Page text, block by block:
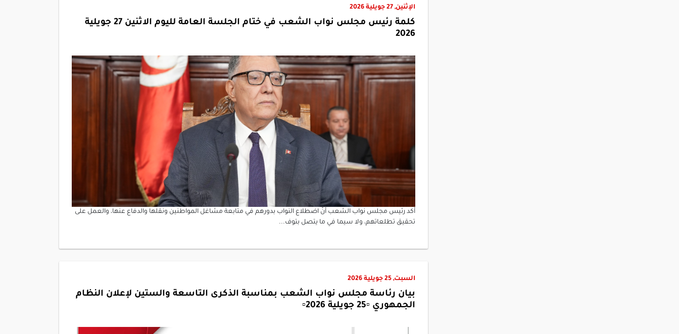
الإثنين, 27 جويلية 2026
كلمة رئيس مجلس نواب الشعب في ختام الجلسة العامة لليوم الاثنين 27 جويلية
2026
أكد رئيس مجلس نواب الشعب أنّ اضطلاع النواب بدورهم في متابعة مشاغل المواطنين ونقلها والدفاع عنها، والعمل على
تحقيق تطلعاتهم، ولا سيما في ما يتصل بتوف...
السبت, 25 جويلية 2026
بيان رئاسة مجلس نواب الشعب بمناسبة الذكرى التاسعة والستين لإعلان النظام
الجمهوري ▫️25 جويلية 2026▫️